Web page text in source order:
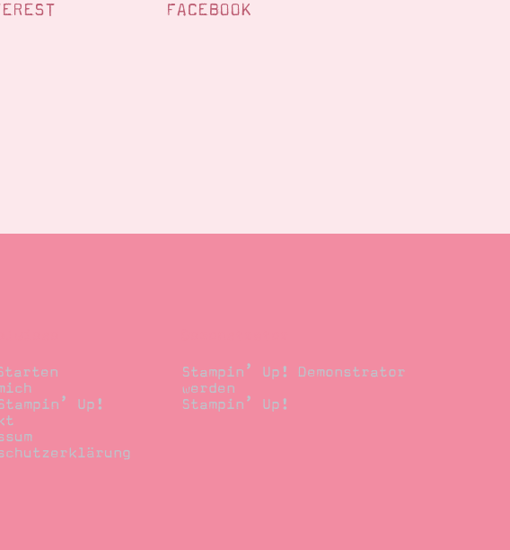
FACEBOOK
Up!
Stampin’ Up! Demonstrator
werden
Stampin’ Up!